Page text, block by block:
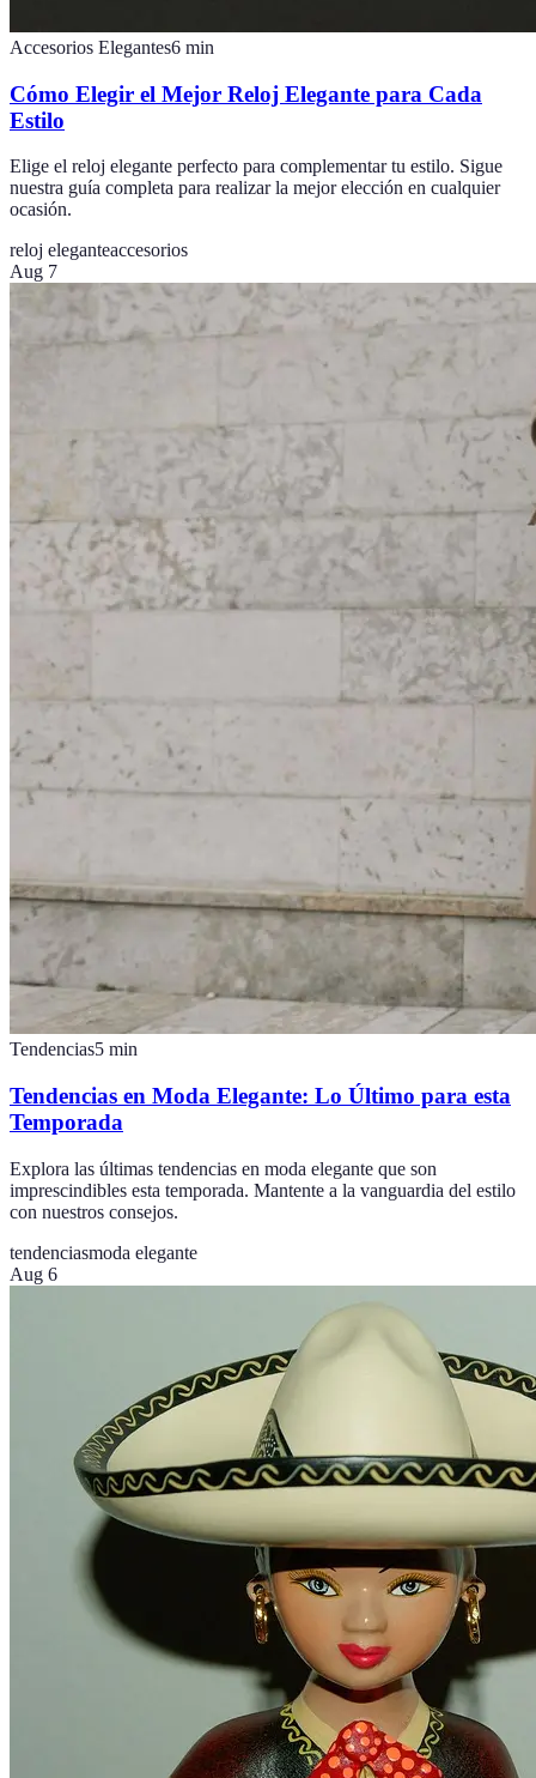
Accesorios Elegantes6 min
Cómo Elegir el Mejor Reloj Elegante para Cada
Estilo
Elige el reloj elegante perfecto para complementar tu estilo. Sigue
nuestra guía completa para realizar la mejor elección en cualquier
ocasión.
reloj eleganteaccesorios
Aug 7
Tendencias5 min
Tendencias en Moda Elegante: Lo Último para esta
Temporada
Explora las últimas tendencias en moda elegante que son
imprescindibles esta temporada. Mantente a la vanguardia del estilo
con nuestros consejos.
tendenciasmoda elegante
Aug 6